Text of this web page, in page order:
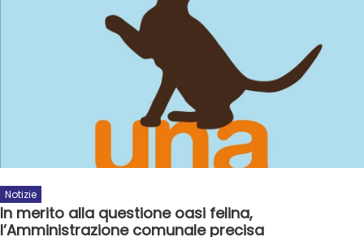
Notizie
In merito alla questione oasi felina,
l’Amministrazione comunale precisa